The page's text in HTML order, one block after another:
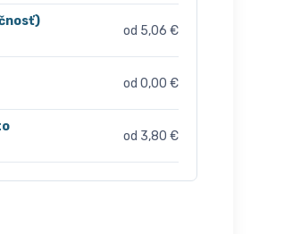
od 5,06 €
od 0,00 €
od 3,80 €